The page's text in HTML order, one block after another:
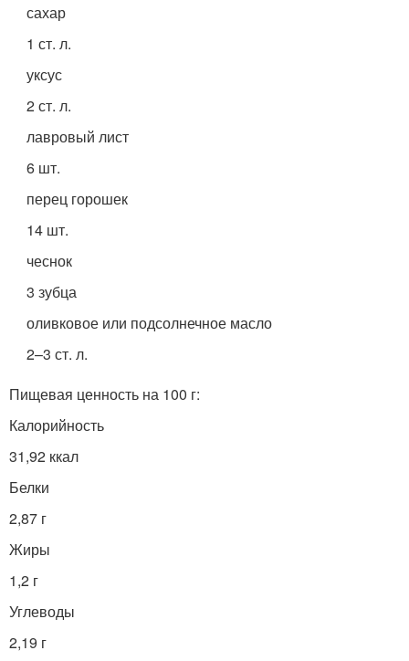
сахар
1 ст. л.
уксус
2 ст. л.
лавровый лист
6 шт.
перец горошек
14 шт.
чеснок
3 зубца
оливковое или подсолнечное масло
2–3 ст. л.
Пищевая ценность на 100 г:
Калорийность
31,92 ккал
Белки
2,87 г
Жиры
1,2 г
Углеводы
2,19 г